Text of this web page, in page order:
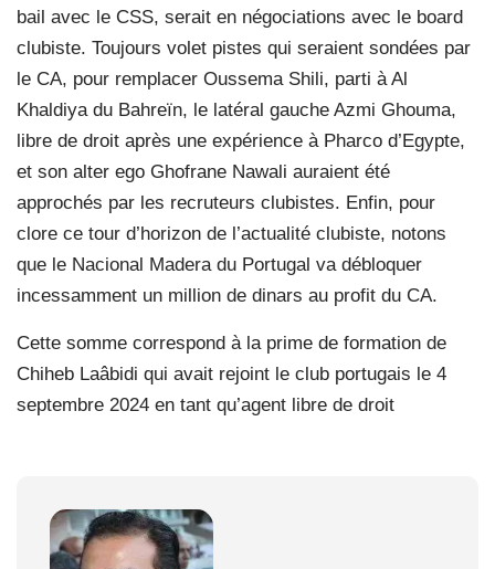
bail avec le CSS, serait en négociations avec le board
clubiste. Toujours volet pistes qui seraient sondées par
le CA, pour remplacer Oussema Shili, parti à Al
Khaldiya du Bahreïn, le latéral gauche Azmi Ghouma,
libre de droit après une expérience à Pharco d’Egypte,
et son alter ego Ghofrane Nawali auraient été
approchés par les recruteurs clubistes. Enfin, pour
clore ce tour d’horizon de l’actualité clubiste, notons
que le Nacional Madera du Portugal va débloquer
incessamment un million de dinars au profit du CA.
Cette somme correspond à la prime de formation de
Chiheb Laâbidi qui avait rejoint le club portugais le 4
septembre 2024 en tant qu’agent libre de droit